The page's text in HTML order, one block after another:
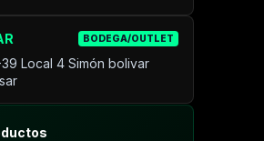
BODEGA/OUTLET
39 Local 4 Simón bolivar